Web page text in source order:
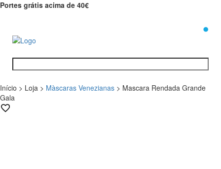
Portes grátis acima de 40€
Início > Loja > Màscaras Venezianas > Mascara Rendada Grande
Gala